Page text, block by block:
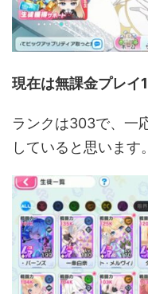
現在は無課金プレイ
ランクは303で、一
していると思います。